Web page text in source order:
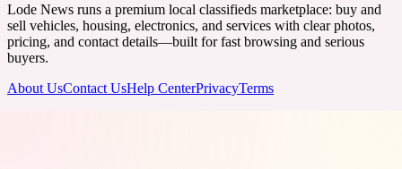
Lode News runs a premium local classifieds marketplace: buy and
sell vehicles, housing, electronics, and services with clear photos,
pricing, and contact details—built for fast browsing and serious
buyers.
About UsContact UsHelp CenterPrivacyTerms